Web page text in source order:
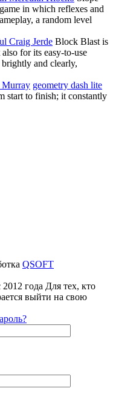
in which reflexes and
a random level
Craig Jerde Block Blast is
for its easy-to-use
and clearly,
Murray geometry dash lite
start to finish; it constantly
QSOFT
года Для тех, кто
выйти на свою